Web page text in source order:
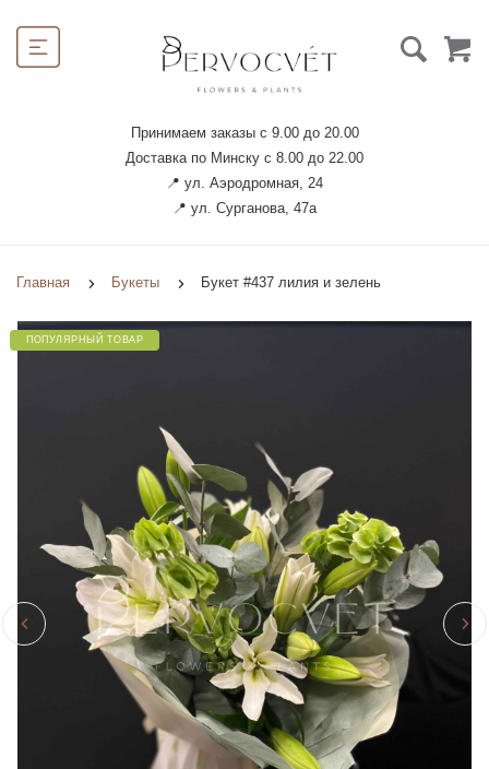
Принимаем заказы с 9.00 до 20.00
Доставка по Минску с 8.00 до 22.00
📍 ул. Аэродромная, 24
📍 ул. Сурганова, 47а
Главная Букеты Букет #437 лилия и зелень
ПОПУЛЯРНЫЙ ТОВАР